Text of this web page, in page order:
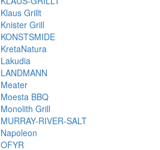
Klaus Grillt
Knister Grill
KONSTSMIDE
KretaNatura
Lakudia
LANDMANN
Meater
Moesta BBQ
Monolith Grill
MURRAY-RIVER-SALT
Napoleon
OFYR